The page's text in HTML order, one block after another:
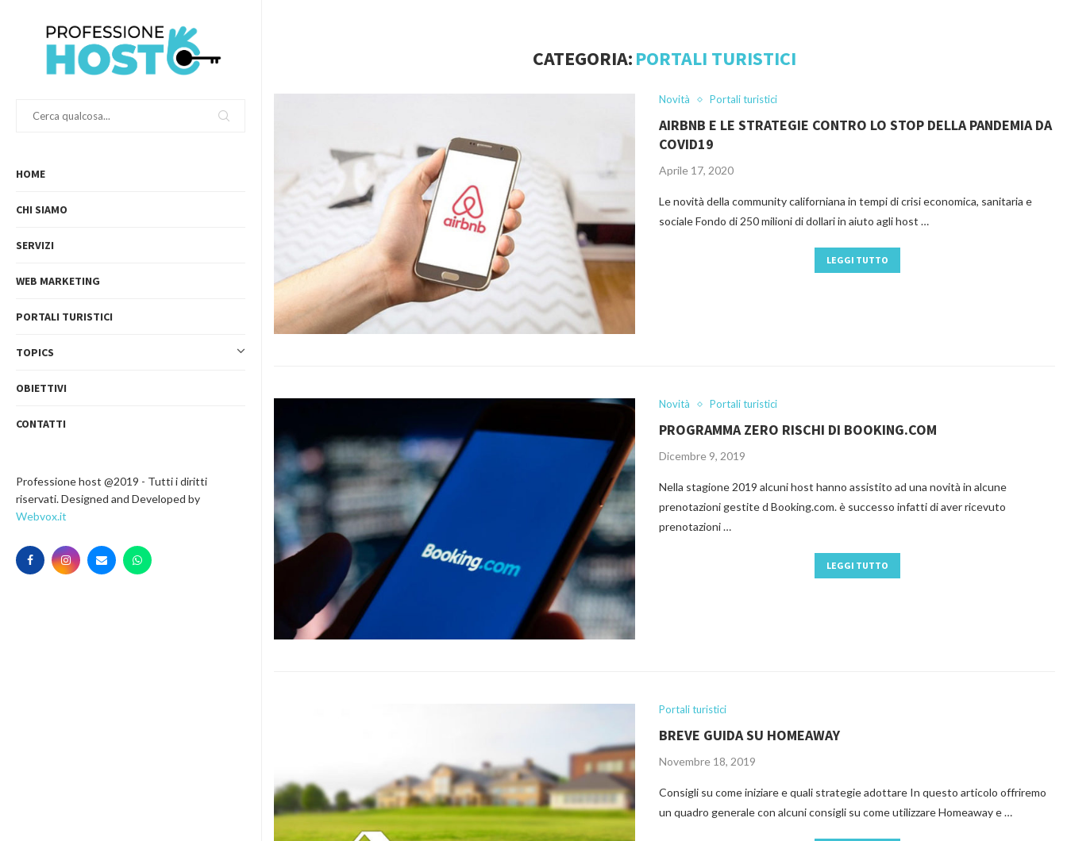
HOME
CHI SIAMO
SERVIZI
WEB MARKETING
PORTALI TURISTICI
TOPICS
OBIETTIVI
CONTATTI
Professione host @2019 - Tutti i diritti
riservati. Designed and Developed by
Webvox.it
CATEGORIA:PORTALI TURISTICI
Novità Portali turistici
AIRBNB E LE STRATEGIE CONTRO LO STOP DELLA PANDEMIA DA
COVID19
Aprile 17, 2020
Le novità della community californiana in tempi di crisi economica, sanitaria e
sociale Fondo di 250 milioni di dollari in aiuto agli host …
LEGGI TUTTO
Novità Portali turistici
PROGRAMMA ZERO RISCHI DI BOOKING.COM
Dicembre 9, 2019
Nella stagione 2019 alcuni host hanno assistito ad una novità in alcune
prenotazioni gestite d Booking.com. è successo infatti di aver ricevuto
prenotazioni …
LEGGI TUTTO
Portali turistici
BREVE GUIDA SU HOMEAWAY
Novembre 18, 2019
Consigli su come iniziare e quali strategie adottare In questo articolo offriremo
un quadro generale con alcuni consigli su come utilizzare Homeaway e …